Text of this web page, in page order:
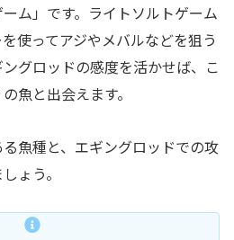
ム」です。ライトソルトゲーム
使ってアジやメバルなどを狙う
グロッドの感度を活かせば、こ
魚と出会えます。
魚種と、エギングロッドでの攻
ょう。